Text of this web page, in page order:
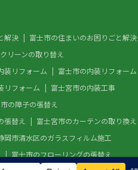
解決
富士市の住まいのお困りごと解決
リーンの取り替え
装リフォーム
富士市の内装リフォーム
リフォーム
富士宮市の内装工事
の障子の張替え
張替え
富士宮市のカーテンの取り換え
岡市清水区のガラスフィルム施工
富士市のフローリングの張替え